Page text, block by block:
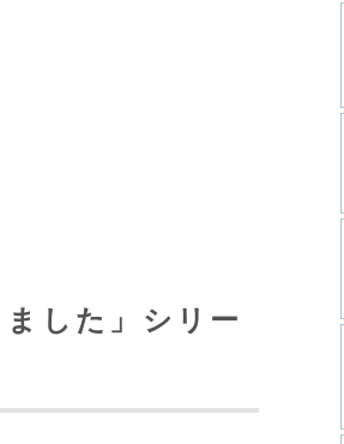
した」シリー